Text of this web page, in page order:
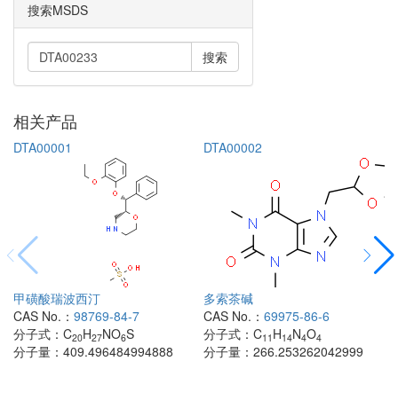
搜索MSDS
搜索
相关产品
DTA00001
甲磺酸瑞波西汀
CAS No.： 98769-84-7
分子式： C20H27NO6S
分子量： 409.496484994888
DTA00002
多索茶碱
CAS No.： 69975-86-6
分子式： C11 H14N4O4
分子量： 266.253262042999